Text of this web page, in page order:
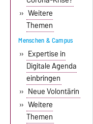
» Weitere
Themen
Menschen & Campus
» Expertise in
Digitale Agenda
einbringen
» Neue Volontärin
» Weitere
Themen